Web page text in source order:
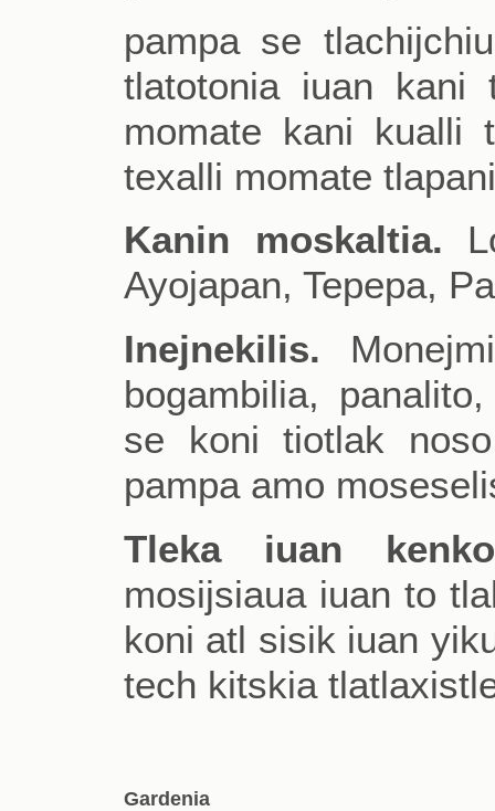
pampa se
tlatotonia iuan kani
momate kani kualli
texalli momate
Kanin moskaltia.
Ayojapan, Tepepa,
Inejnekilis.
bogambilia,
se koni tiotlak
pampa amo
Tleka iuan
mosijsiaua iuan to
koni atl sisik iuan
tech kitskia
Gardenia